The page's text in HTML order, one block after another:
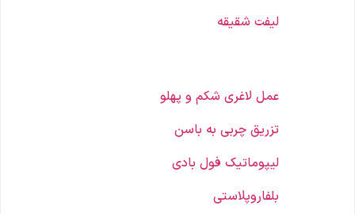
لیفت شقیقه
عمل لاغری شکم و پهلو
تزریق چربی به باسن
لیپوماتیک فول بادی
بلفاروپلاستی